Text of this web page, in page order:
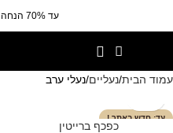
עד 70% הנחה בקטגוריית הסייל
עמוד הבית נעליים נעלי ערב
חדש באתר !
כפכף ברייטין